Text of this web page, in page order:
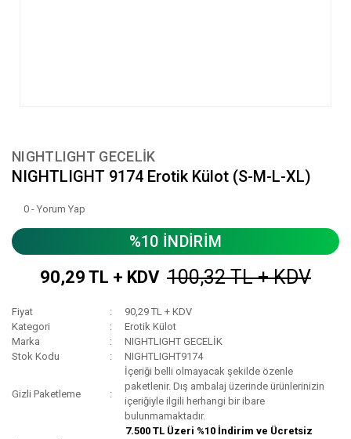
NIGHTLIGHT GECELİK
NIGHTLIGHT 9174 Erotik Külot (S-M-L-XL)
0 - Yorum Yap
%10 İNDİRİM
90,29 TL + KDV 100,32 TL + KDV
Fiyat
90,29 TL + KDV
Kategori
Erotik Külot
Marka
NIGHTLIGHT GECELİK
Stok Kodu
NIGHTLIGHT9174
Gizli Paketleme
İçeriği belli olmayacak şekilde özenle
paketlenir. Dış ambalaj üzerinde ürünlerinizin
içeriğiyle ilgili herhangi bir ibare
bulunmamaktadır.
7.500 TL Üzeri %10 İndirim ve Ücretsiz